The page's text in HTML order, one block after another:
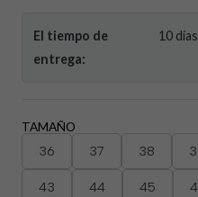
El tiempo de
entrega:
10 días
TAMAÑO
36 37 38
43 44 45